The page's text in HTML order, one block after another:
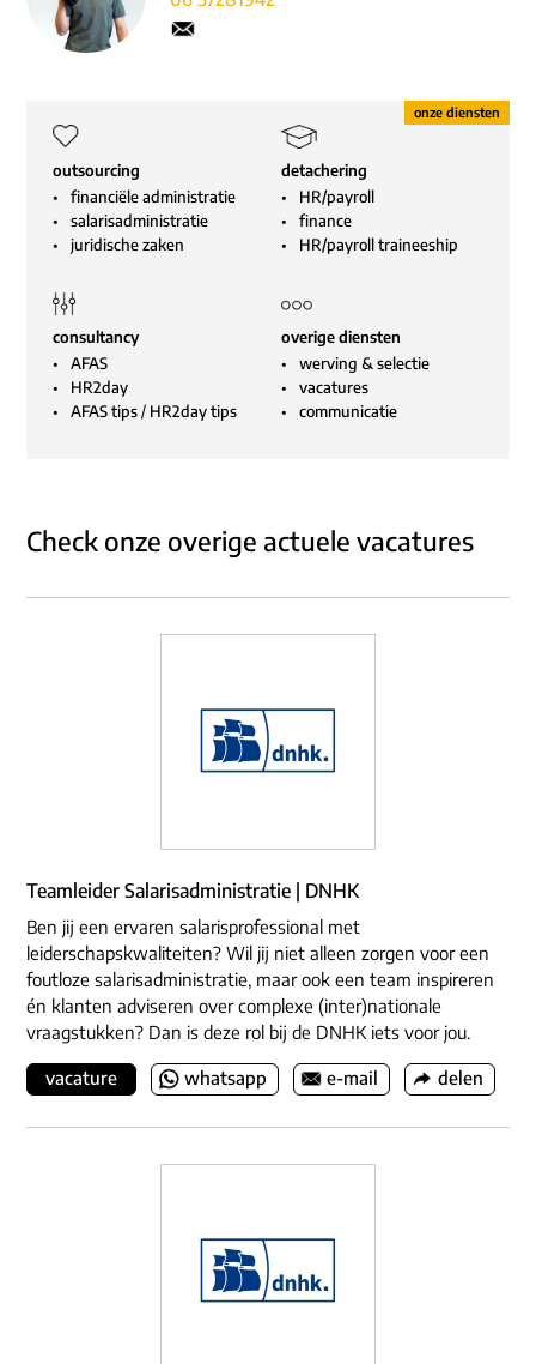
outsourcing
financiële administratie
salarisadministratie
juridische zaken
detachering
HR/payroll
finance
HR/payroll traineeship
consultancy
AFAS
HR2day
AFAS tips/ HR2day tips
overige diensten
werving & selectie
vacatures
communicatie
Check onze overige actuele vacatures
Teamleider Salarisadministratie | DNHK
Ben jij een ervaren salarisprofessional met
leiderschapskwaliteiten? Wil jij niet alleen zorgen voor een
foutloze salarisadministratie, maar ook een team inspireren
én klanten adviseren over complexe (inter)nationale
vraagstukken? Dan is deze rol bij de DNHK iets voor jou.
vacature whatsapp e-mail delen